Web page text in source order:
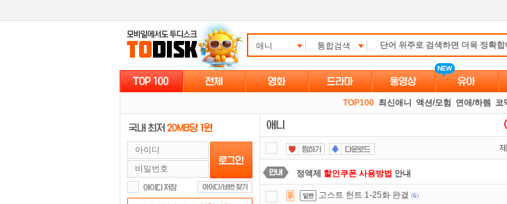
애니 통합검색
TOP100 최신애니 액션/모험 연애/하렘 코
정액제 할인쿠폰 사용방법 안내
댓글만 잘써도무료 포인트를 드립니다!
고스트 헌트 1-25화 완결 (6)